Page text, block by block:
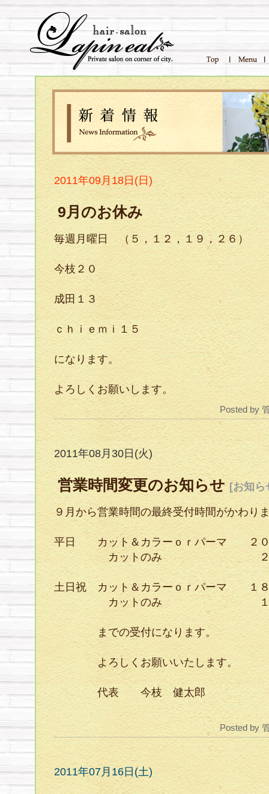
2011年09月18日(日)
9月のお休み
毎週月曜日 （５，１２，１９，２６）
今枝２０
成田１３
ｃｈｉｅｍｉ１５
になります。
よろしくお願いします。
Posted by
2011年08月30日(火)
営業時間変更のお知らせ [お知ら
９月から営業時間の最終受付時間がかわり
平日 カット＆カラーｏｒパーマ ２０
カットのみ ２１時
土日祝 カット＆カラーｏｒパーマ １８
カットのみ １８時
までの受付になります。
よろしくお願いいたします。
代表 今枝 健太郎
Posted by
2011年07月16日(土)